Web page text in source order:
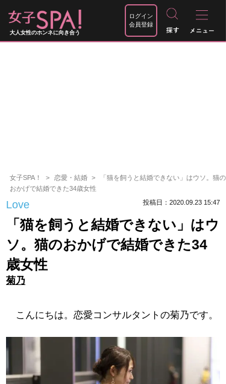
大人女性のホンネに向き合う
ログイン
会員登録
女子SPA！ 恋愛・結婚
「猫を飼うと結婚できない」はウソ。猫の
おかげで結婚できた34歳女性
Love 投稿日：2020.09.23 15:47
「猫を飼うと結婚できない」はウ
ソ。猫のおかげで結婚できた34
歳女性
菊乃
こんにちは。恋愛コンサルタントの菊乃です。